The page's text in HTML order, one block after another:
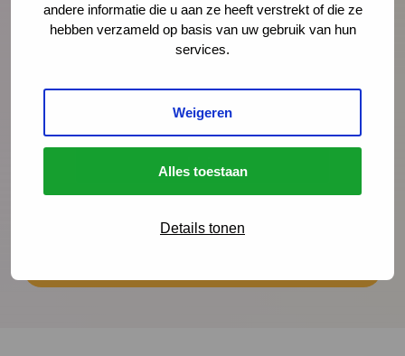
andere informatie die u aan ze heeft verstrekt of die ze
hebben verzameld op basis van uw gebruik van hun
services.
Weigeren
Alles toestaan
Details tonen
Forgot password?